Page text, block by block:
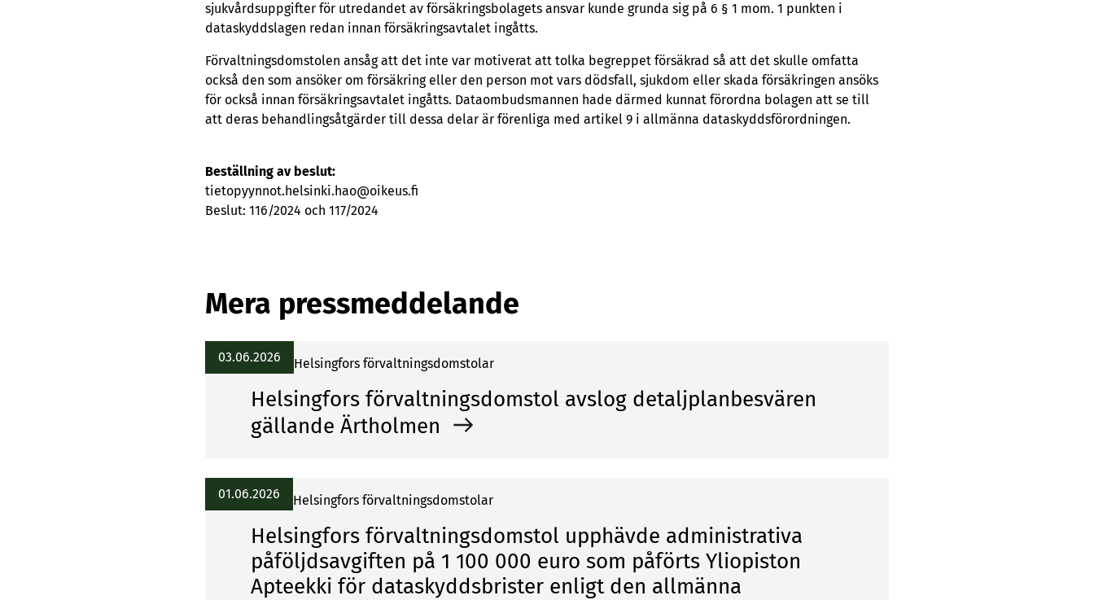
sjukvårdsuppgifter för utredandet av försäkringsbolagets ansvar kunde grunda sig på 6 § 1 mom. 1 punkten i
dataskyddslagen redan innan försäkringsavtalet ingåtts.
Förvaltningsdomstolen ansåg att det inte var motiverat att tolka begreppet försäkrad så att det skulle omfatta
också den som ansöker om försäkring eller den person mot vars dödsfall, sjukdom eller skada försäkringen ansöks
för också innan försäkringsavtalet ingåtts. Dataombudsmannen hade därmed kunnat förordna bolagen att se till
att deras behandlingsåtgärder till dessa delar är förenliga med artikel 9 i allmänna dataskyddsförordningen.
Beställning av beslut:
tietopyynnot.helsinki.hao@oikeus.fi
Beslut: 116/2024 och 117/2024
Mera pressmeddelande
03.06.2026 Helsingfors förvaltningsdomstolar
Helsingfors förvaltningsdomstol avslog detaljplanbesvären
gällande Ärtholmen
01.06.2026 Helsingfors förvaltningsdomstolar
Helsingfors förvaltningsdomstol upphävde administrativa
påföljdsavgiften på 1 100 000 euro som påförts Yliopiston
Apteekki för dataskyddsbrister enligt den allmänna